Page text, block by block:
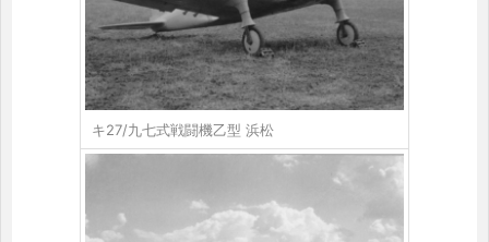
キ27/九七式戦闘機乙型 浜松